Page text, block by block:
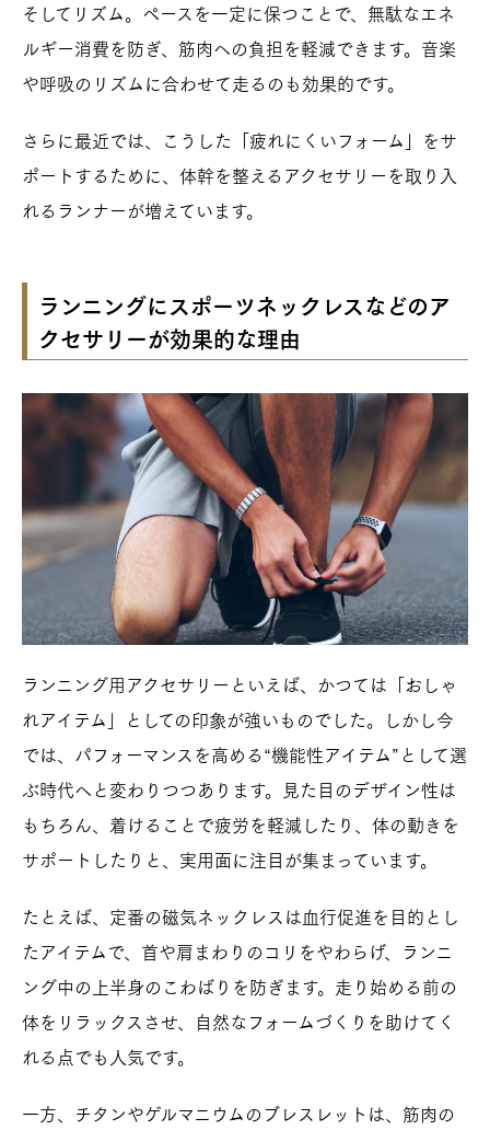
そしてリズム。ペースを一定に保つことで、無駄なエネ
ルギー消費を防ぎ、筋肉への負担を軽減できます。音楽
や呼吸のリズムに合わせて走るのも効果的です。
さらに最近では、こうした「疲れにくいフォーム」をサ
ポートするために、体幹を整えるアクセサリーを取り入
れるランナーが増えています。
ランニングにスポーツネックレスなどのア
クセサリーが効果的な理由
ランニング用アクセサリーといえば、かつては「おしゃ
れアイテム」としての印象が強いものでした。しかし今
では、パフォーマンスを高める“機能性アイテム”として選
ぶ時代へと変わりつつあります。見た目のデザイン性は
もちろん、着けることで疲労を軽減したり、体の動きを
サポートしたりと、実用面に注目が集まっています。
たとえば、定番の磁気ネックレスは血行促進を目的とし
たアイテムで、首や肩まわりのコリをやわらげ、ランニ
ング中の上半身のこわばりを防ぎます。走り始める前の
体をリラックスさせ、自然なフォームづくりを助けてく
れる点でも人気です。
一方、チタンやゲルマニウムのブレスレットは、筋肉の